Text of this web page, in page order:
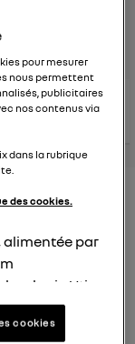
voir tous les
conseils
cette
pour mesurer
nous permettent
publicitaires
nos contenus via
dans la rubrique
des cookies.
alimentée par
Utiq
décrites
et liées à
cookies